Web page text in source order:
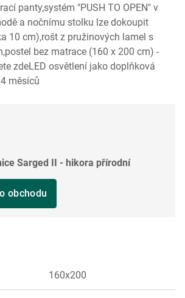
panty,systém "PUSH TO OPEN" v
a nočnímu stolku lze dokoupit
10 cm),rošt z pružinových lamel s
bez matrace (160 x 200 cm) -
zdeLED osvětlení jako doplňková
měsíců
Sarged II - hikora přírodní
obchodu
160x200